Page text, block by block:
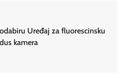
Uređaj za fluorescinsku
kamera